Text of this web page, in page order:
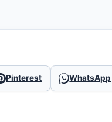
Pinterest WhatsApp